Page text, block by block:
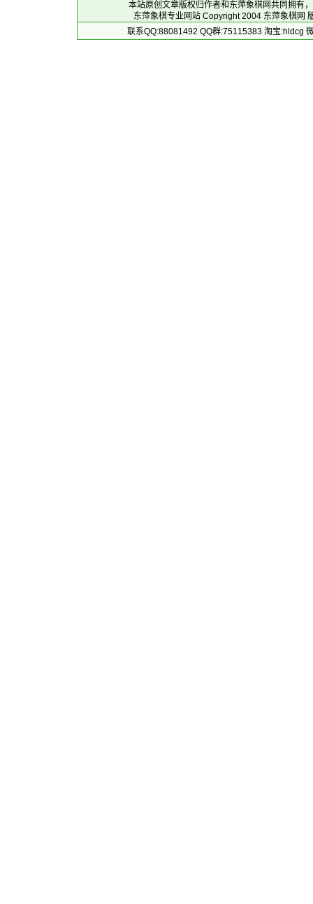
本站原创文章版权归作者和 东萍象棋网共同拥有
东萍象棋专业网站 Copyright 2004 东萍象棋网
联系QQ:88081492 QQ群:75115383 淘宝:hldcg